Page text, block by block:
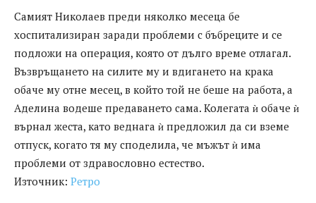
Самият Николаев преди няколко месеца бе
хоспитализиран заради проблеми с бъбреците и се
подложи на операция, която от дълго време отлагал.
Възвръщането на силите му и вдигането на крака
обаче му отне месец, в който той не беше на работа, а
Аделина водеше предаването сама. Колегата ѝ обаче ѝ
върнал жеста, като веднага ѝ предложил да си вземе
отпуск, когато тя му споделила, че мъжът ѝ има
проблеми от здравословно естество.
Източник: Ретро